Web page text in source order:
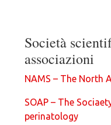
Società
associazioni
NAMS – The North
SOAP – The
perinatology